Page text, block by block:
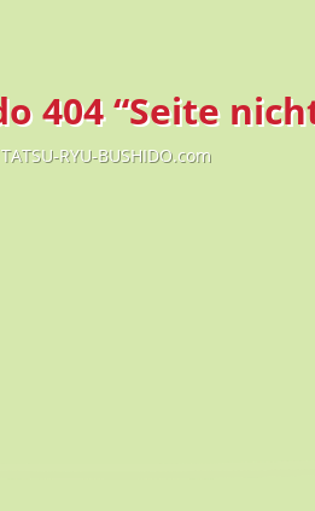
404 “Seite
TATSU-RYU-BUSHIDO.com